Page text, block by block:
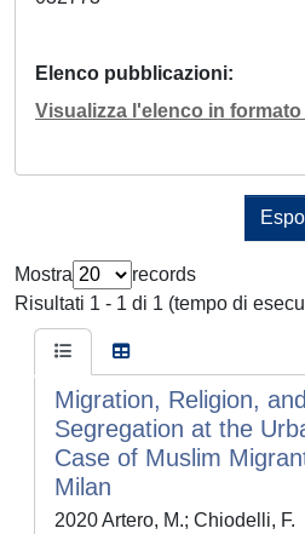
Elenco pubblicazioni
Visualizza l'elenco in formato
Mostra
records
Risultati 1 - 1 di 1 (tempo di
Migration, Religion,
Segregation at the
Case of Muslim
Milan
2020 Artero, M.; Chiodelli, F.